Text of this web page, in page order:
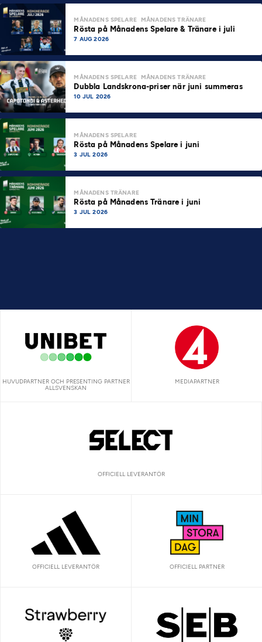
MÅNADENS SPELARE MÅNADENS TRÄNARE
Rösta på Månadens Spelare & Tränare i juli
7 AUG 2026
MÅNADENS SPELARE MÅNADENS TRÄNARE
Dubbla Landskrona-priser när juni summeras
10 JUL 2026
MÅNADENS SPELARE
Rösta på Månadens Spelare i juni
3 JUL 2026
MÅNADENS TRÄNARE
Rösta på Månadens Tränare i juni
3 JUL 2026
HUVUDPARTNER OCH PRESENTING PARTNER
ALLSVENSKAN
MEDIAPARTNER
OFFICIELL LEVERANTÖR
OFFICIELL LEVERANTÖR OFFICIELL PARTNER